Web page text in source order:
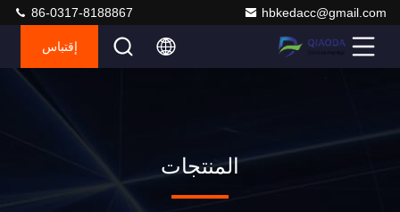
hbkedacc@gmail.com
86-0317-8188867
إقتباس
المنتجات